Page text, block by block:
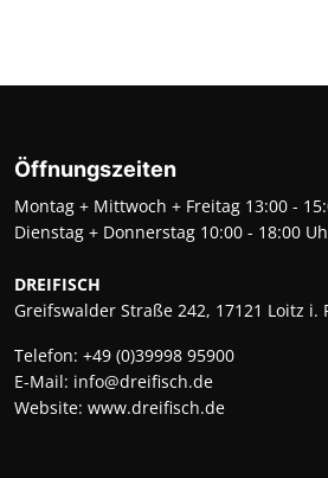
Öffnungszeiten
Montag + Mittwoch + Freitag 13:00 -
Dienstag + Donnerstag 10:00 - 18:00
DREIFISCH
Greifswalder Straße 242, 17121 Loitz i.
Telefon: +49 (0)39998 95900
E-Mail: info@dreifisch.de
Website: www.dreifisch.de